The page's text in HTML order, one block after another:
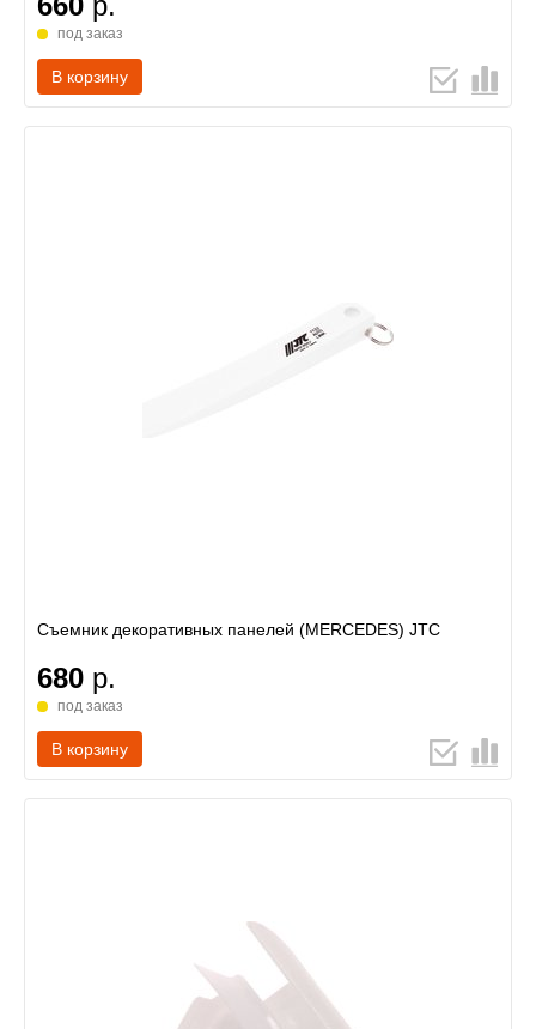
под заказ
В корзину
Съемник декоративных панелей (MERCEDES) JTC
680 р.
под заказ
В корзину